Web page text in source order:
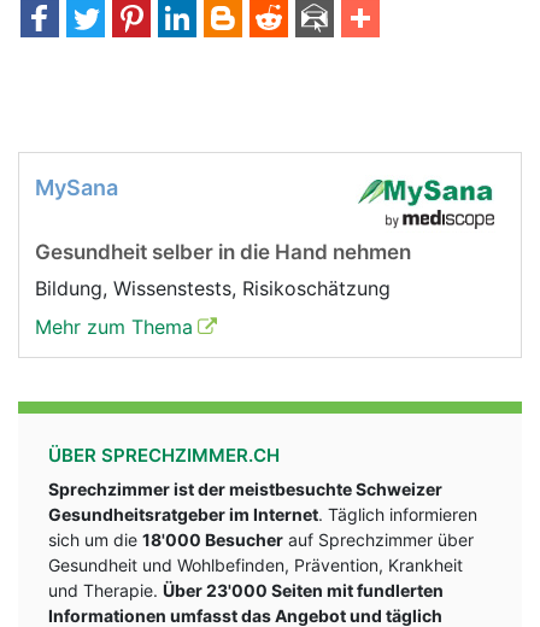
MySana
Gesundheit selber in die Hand nehmen
Bildung, Wissenstests, Risikoschätzung
Mehr zum Thema
ÜBER SPRECHZIMMER.CH
Sprechzimmer ist der meistbesuchte Schweizer
Gesundheitsratgeber im Internet. Täglich informieren
sich um die 18'000 Besucher auf Sprechzimmer über
Gesundheit und Wohlbefinden, Prävention, Krankheit
und Therapie. Über 23'000 Seiten mit fundlerten
Informationen umfasst das Angebot und täglich